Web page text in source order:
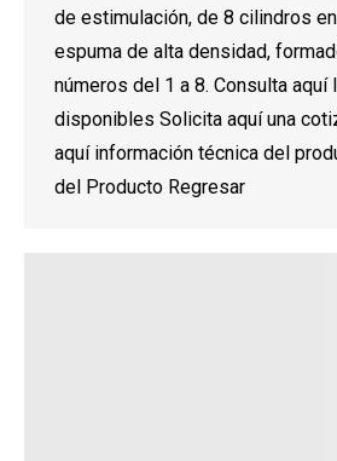
de estimulación, de 8 cilindros
espuma de alta densidad,
números del 1 a 8. Consulta aquí
disponibles Solicita aquí una
aquí información técnica del
del Producto Regresar